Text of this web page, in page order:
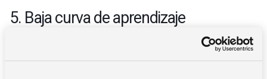
5. Baja curva de aprendizaje
Debemos vencer la resistencia al cambio de las
organizaciones. Lo mejor es optar por soluciones con una